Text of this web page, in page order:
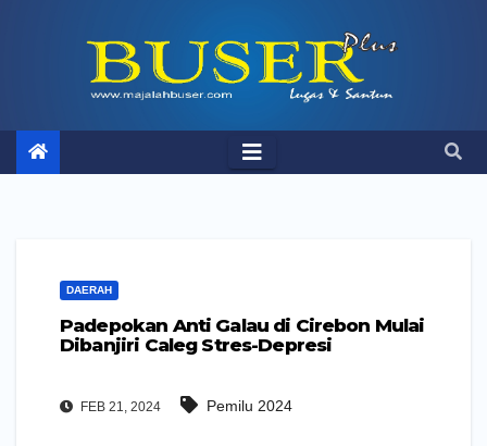
DAERAH
Padepokan Anti Galau di Cirebon Mulai
Dibanjiri Caleg Stres-Depresi
FEB 21, 2024 Pemilu 2024